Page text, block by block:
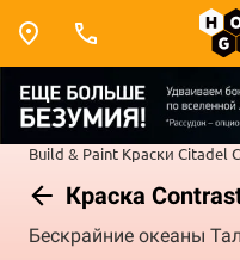
Build & Paint Краски Citadel
Краска
Бескрайние океаны